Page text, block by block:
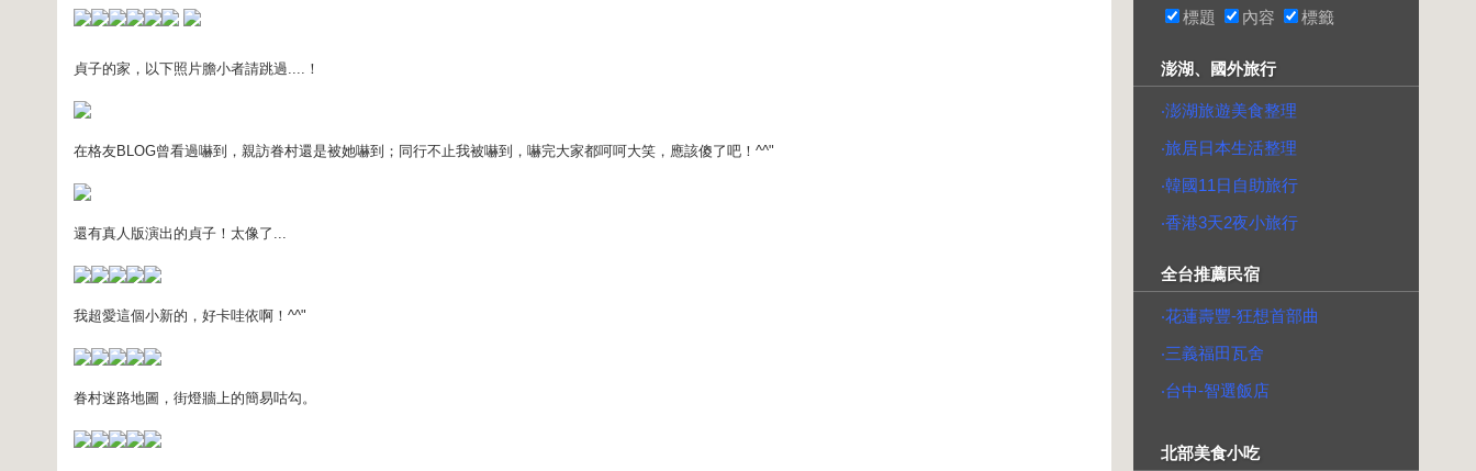
貞子的家，以下照片膽小者請跳過....！
在格友BLOG曾看過嚇到，親訪眷村還是被她嚇到；同行不止我被嚇到，嚇完大家都呵呵大笑，應該傻了吧！^^"
還有真人版演出的貞子！太像了...
我超愛這個小新的，好卡哇依啊！^^"
眷村迷路地圖，街燈牆上的簡易咕勾。
標題 內容 標籤
澎湖、國外旅行
‧澎湖旅遊美食整理
‧旅居日本生活整理
‧韓國11日自助旅行
‧香港3天2夜小旅行
全台推薦民宿
‧花蓮壽豐-狂想首部曲
‧三義福田瓦舍
‧台中-智選飯店
北部美食小吃